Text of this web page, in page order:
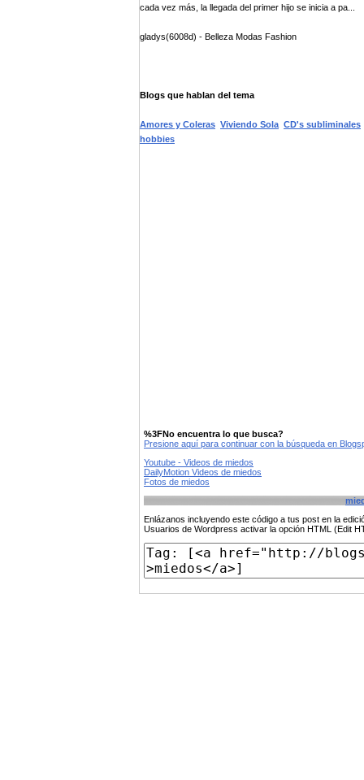
cada vez más, la llegada del primer hijo se inicia a pa...
gladys(6008d) - Belleza Modas Fashion
Blogs que hablan del tema
Amores y Coleras Viviendo Sola CD's subliminales
hobbies
%3FNo encuentra lo que busca?
Presione aquí para continuar con la búsqueda en
Youtube - Videos de miedos
DailyMotion Videos de miedos
Fotos de miedos
Enlázanos incluyendo este código a tus post en la
Usuarios de Wordpress activar la opción HTML (Edit